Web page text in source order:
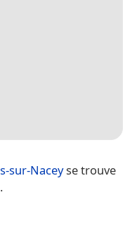
sur-Naceyse trouve